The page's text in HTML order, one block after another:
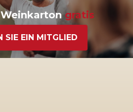
Weinkartongratis
SIE EIN MITGLIED